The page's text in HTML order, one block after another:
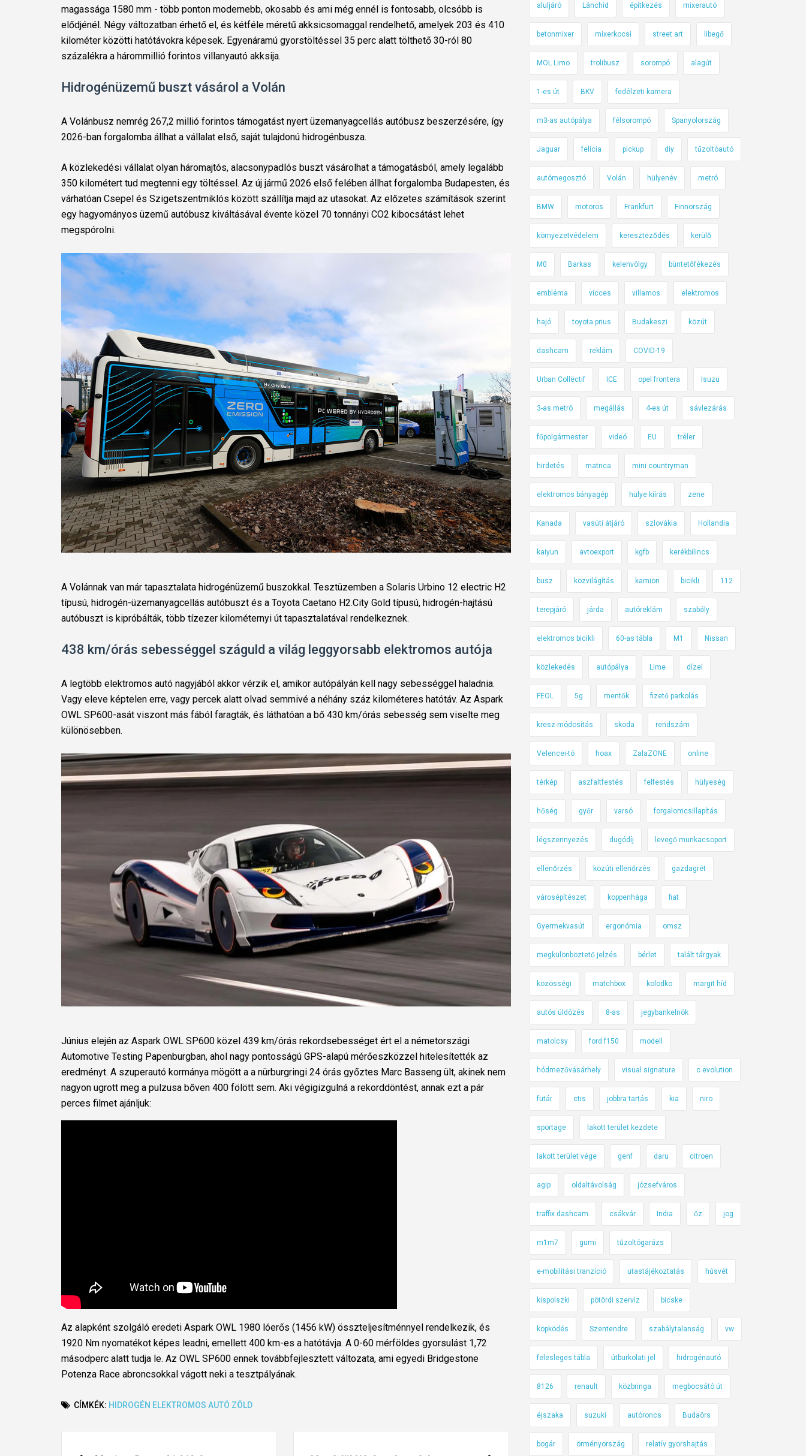
magassága 1580 mm - több ponton modernebb, okosabb és ami még ennél is fontosabb, olcsóbb is
elődjénél. Négy változatban érhető el, és kétféle méretű akksicsomaggal rendelhető, amelyek 203 és 410
kilométer közötti hatótávokra képesek. Egyenáramú gyorstöltéssel 35 perc alatt tölthető 30-ról 80
százalékra a hárommillió forintos villanyautó akksija.
Hidrogénüzemű buszt vásárol a Volán
A Volánbusz nemrég 267,2 millió forintos támogatást nyert üzemanyagcellás autóbusz beszerzésére, így
2026-ban forgalomba állhat a vállalat első, saját tulajdonú hidrogénbusza.
A közlekedési vállalat olyan háromajtós, alacsonypadlós buszt vásárolhat a támogatásból, amely legalább
350 kilométert tud megtenni egy töltéssel. Az új jármű 2026 első felében állhat forgalomba Budapesten, és
várhatóan Csepel és Szigetszentmiklós között szállítja majd az utasokat. Az előzetes számítások szerint
egy hagyományos üzemű autóbusz kiváltásával évente közel 70 tonnányi CO2 kibocsátást lehet
megspórolni.
A Volánnak van már tapasztalata hidrogénüzemű buszokkal. Tesztüzemben a Solaris Urbino 12 electric H2
típusú, hidrogén-üzemanyagcellás autóbuszt és a Toyota Caetano H2.City Gold típusú, hidrogén-hajtású
autóbuszt is kipróbálták, több tízezer kilométernyi út tapasztalatával rendelkeznek.
438 km/órás sebességgel száguld a világ leggyorsabb elektromos autója
A legtöbb elektromos autó nagyjából akkor vérzik el, amikor autópályán kell nagy sebességgel haladnia.
Vagy eleve képtelen erre, vagy percek alatt olvad semmivé a néhány száz kilométeres hatótáv. Az Aspark
OWL SP600-asát viszont más fából faragták, és láthatóan a bő 430 km/órás sebesség sem viselte meg
különösebben.
Június elején az Aspark OWL SP600 közel 439 km/órás rekordsebességet ért el a németországi
Automotive Testing Papenburgban, ahol nagy pontosságú GPS-alapú mérőeszközzel hitelesítették az
eredményt. A szuperautó kormánya mögött a a nürburgringi 24 órás győztes Marc Basseng ült, akinek nem
nagyon ugrott meg a pulzusa bőven 400 fölött sem. Aki végigizgulná a rekorddöntést, annak ezt a pár
perces filmet ajánljuk:
Az alapként szolgáló eredeti Aspark OWL 1980 lóerős (1456 kW) összteljesítménnyel rendelkezik, és
1920 Nm nyomatékot képes leadni, emellett 400 km-es a hatótávja. A 0-60 mérföldes gyorsulást 1,72
másodperc alatt tudja le. Az OWL SP600 ennek továbbfejlesztett változata, ami egyedi Bridgestone
Potenza Race abroncsokkal vágott neki a tesztpályának.
CÍMKÉK: HIDROGÉN ELEKTROMOS AUTÓ ZÖLD
Post
aluljáró Lánchíd építkezés mixerautó
betonmixer mixerkocsi street art libegő
MOL Limo trolibusz sorompó alagút
1-es út BKV fedélzeti kamera
m3-as autópálya félsorompó Spanyolország
Jaguar felicia pickup diy tűzoltóautó
autómegosztó Volán hülyenév metró
BMW motoros Frankfurt Finnország
környezetvédelem kereszteződés kerülő
M0 Barkas kelenvölgy büntetőfékezés
embléma vicces villamos elektromos
hajó toyota prius Budakeszi közút
dashcam reklám COVID-19
Urban Collëctif ICE opel frontera Isuzu
3-as metró megállás 4-es út sávlezárás
főpolgármester videó EU tréler
hirdetés matrica mini countryman
elektromos bányagép hülye kiírás zene
Kanada vasúti átjáró szlovákia Hollandia
kaiyun avtoexport kgfb kerékbilincs
busz közvilágítás kamion bicikli 112
terepjáró járda autóreklám szabály
elektromos bicikli 60-as tábla M1 Nissan
közlekedés autópálya Lime dízel
FEOL 5g mentők fizető parkolás
kresz-módosítás skoda rendszám
Velencei-tó hoax ZalaZONE online
térkép aszfaltfestés felfestés hülyeség
hőség győr varsó forgalomcsillapítás
légszennyezés dugódíj levegő munkacsoport
ellenőrzés közúti ellenőrzés gazdagrét
városépítészet koppenhága fiat
Gyermekvasút ergonómia omsz
megkülönböztető jelzés bérlet talált tárgyak
közösségi matchbox kolodko margit híd
autós üldözés 8-as jegybankelnök
matolcsy ford f150 modell
hódmezővásárhely visual signature c evolution
futár ctis jobbra tartás kia niro
sportage lakott terület kezdete
lakott terület vége genf daru citroen
agip oldaltávolság józsefváros
traffix dashcam csákvár India őz jog
m1m7 gumi tűzoltógarázs
e-mobilitási tranzíció utastájékoztatás húsvét
kispolszki pötördi szerviz bicske
köpködés Szentendre szabálytalanság vw
felesleges tábla útburkolati jel hidrogénautó
8126 renault közbringa megbocsátó út
éjszaka suzuki autóroncs Budaörs
bogár örményország relatív gyorshajtás